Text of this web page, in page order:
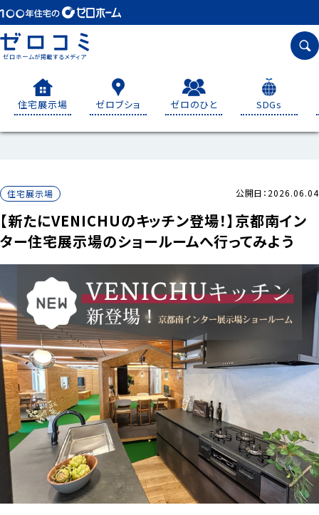
ゼロホームが掲載するメディア
住宅展示場 ゼロブショ ゼロのひと SDGs
住宅展示場 公開日：2026.06.04
【新たにVENICHUのキッチン登場！】京都南イン
ター住宅展示場のショールームへ行ってみよう